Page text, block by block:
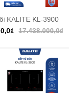
Thêm vào giỏ hàng
KALITE KL-3900
17.438.000,0₫
₫